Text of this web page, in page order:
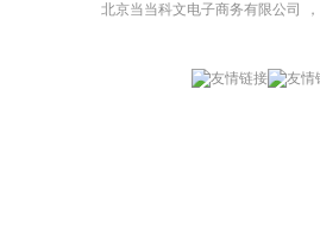
北京当当科文电子商务有限公司